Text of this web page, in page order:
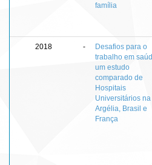
família
2018 -
Desafios para o
trabalho em
um estudo
comparado de
Hospitais
Universitários na
Argélia, Brasil e
França